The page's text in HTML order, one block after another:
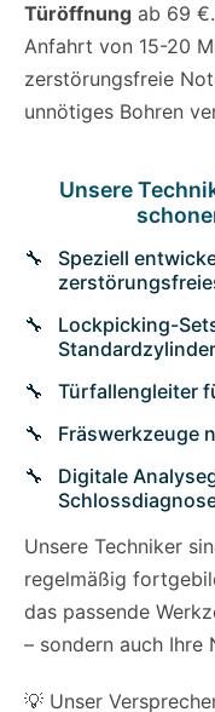
Türöffnung ab 69
Anfahrt von 15-20
zerstörungsfreie
unnötiges Bohren
Unsere
Speziell
Lockpicking-
Standardzylinder
Türfallengleiter
Fräswerkzeuge
Digitale
Unsere Techniker
regelmäßig
das passende
– sondern auch Ihre
💡 Unser